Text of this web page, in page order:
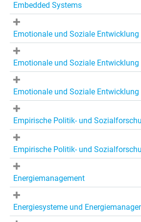
Embedded Systems
Emotionale und Soziale Entwicklung
Emotionale und Soziale Entwicklung
Emotionale und Soziale Entwicklung
Empirische Politik- und
Empirische Politik- und
Energiemanagement
Energiesysteme und